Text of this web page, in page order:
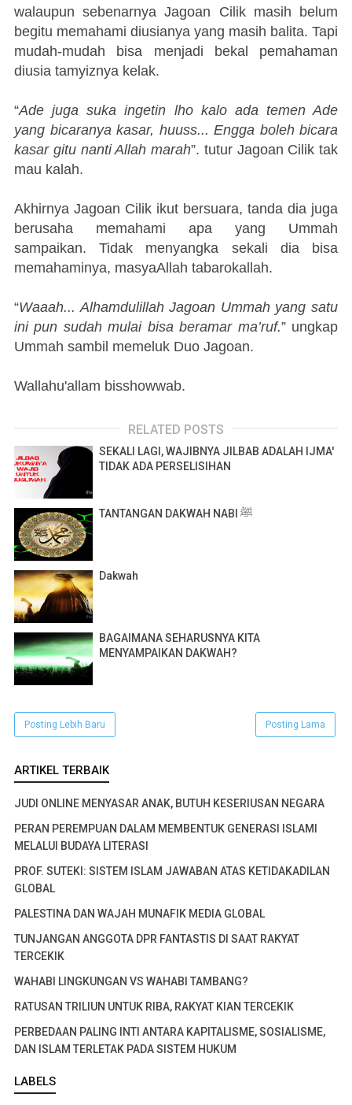
walaupun sebenarnya Jagoan Cilik masih belum
begitu memahami diusianya yang masih balita. Tapi
mudah-mudah bisa menjadi bekal pemahaman
diusia tamyiznya kelak.
“Ade juga suka ingetin lho kalo ada temen Ade
yang bicaranya kasar, huuss... Engga boleh bicara
kasar gitu nanti Allah marah”. tutur Jagoan Cilik tak
mau kalah.
Akhirnya Jagoan Cilik ikut bersuara, tanda dia juga
berusaha memahami apa yang Ummah
sampaikan. Tidak menyangka sekali dia bisa
memahaminya, masyaAllah tabarokallah.
“Waaah... Alhamdulillah Jagoan Ummah yang satu
ini pun sudah mulai bisa beramar ma’ruf.” ungkap
Ummah sambil memeluk Duo Jagoan.
Wallahu'allam bisshowwab.
RELATED POSTS
SEKALI LAGI, WAJIBNYA JILBAB ADALAH IJMA'
TIDAK ADA PERSELISIHAN
TANTANGAN DAKWAH NABI ﷺ
Dakwah
BAGAIMANA SEHARUSNYA KITA
MENYAMPAIKAN DAKWAH?
Posting Lebih Baru Posting Lama
ARTIKEL TERBAIK
JUDI ONLINE MENYASAR ANAK, BUTUH KESERIUSAN NEGARA
PERAN PEREMPUAN DALAM MEMBENTUK GENERASI ISLAMI
MELALUI BUDAYA LITERASI
PROF. SUTEKI: SISTEM ISLAM JAWABAN ATAS KETIDAKADILAN
GLOBAL
PALESTINA DAN WAJAH MUNAFIK MEDIA GLOBAL
TUNJANGAN ANGGOTA DPR FANTASTIS DI SAAT RAKYAT
TERCEKIK
WAHABI LINGKUNGAN VS WAHABI TAMBANG?
RATUSAN TRILIUN UNTUK RIBA, RAKYAT KIAN TERCEKIK
PERBEDAAN PALING INTI ANTARA KAPITALISME, SOSIALISME,
DAN ISLAM TERLETAK PADA SISTEM HUKUM
LABELS